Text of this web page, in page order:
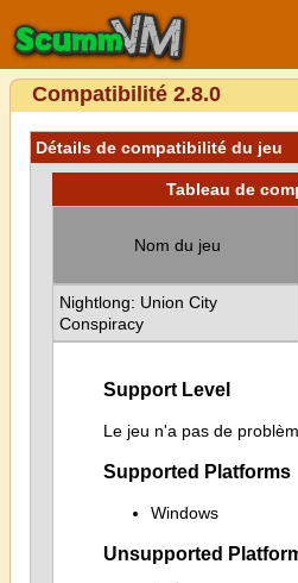
Compatibilité 2.8.0
Détails de compatibilité du jeu
Tableau de
Nom du jeu
Nightlong: Union City
Conspiracy
Support Level
Le jeu n'a pas de
Supported Platforms
Windows
Unsupported